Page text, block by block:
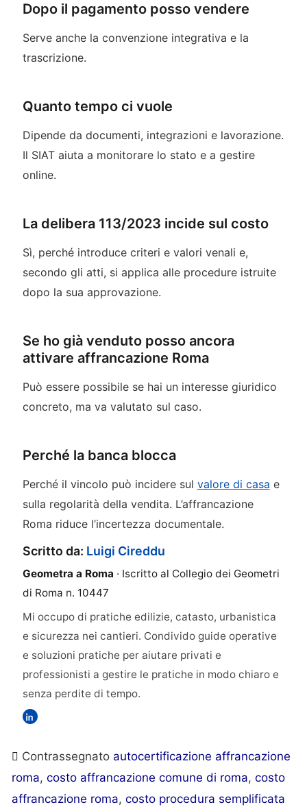
Dopo il pagamento posso vendere
Serve anche la convenzione integrativa e la
trascrizione.
Quanto tempo ci vuole
Dipende da documenti, integrazioni e lavorazione.
Il SIAT aiuta a monitorare lo stato e a gestire
online.
La delibera 113/2023 incide sul costo
Sì, perché introduce criteri e valori venali e,
secondo gli atti, si applica alle procedure istruite
dopo la sua approvazione.
Se ho già venduto posso ancora
attivare affrancazione Roma
Può essere possibile se hai un interesse giuridico
concreto, ma va valutato sul caso.
Perché la banca blocca
Perché il vincolo può incidere sul valore di casa e
sulla regolarità della vendita. L’affrancazione
Roma riduce l’incertezza documentale.
Scritto da: Luigi Cireddu
Geometra a Roma · Iscritto al Collegio dei Geometri
di Roma n. 10447
Mi occupo di pratiche edilizie, catasto, urbanistica
e sicurezza nei cantieri. Condivido guide operative
e soluzioni pratiche per aiutare privati e
professionisti a gestire le pratiche in modo chiaro e
senza perdite di tempo.
Contrassegnato autocertificazione affrancazione
roma, costo affrancazione comune di roma, costo
affrancazione roma, costo procedura semplificata